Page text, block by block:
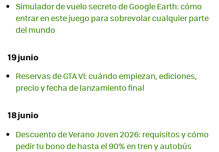
Simulador de vuelo secreto de Google Earth: cómo
entrar en este juego para sobrevolar cualquier parte
del mundo
19 junio
Reservas de GTA VI: cuándo empiezan, ediciones,
precio y fecha de lanzamiento final
18 junio
Descuento de Verano Joven 2026: requisitos y cómo
pedir tu bono de hasta el 90% en tren y autobús